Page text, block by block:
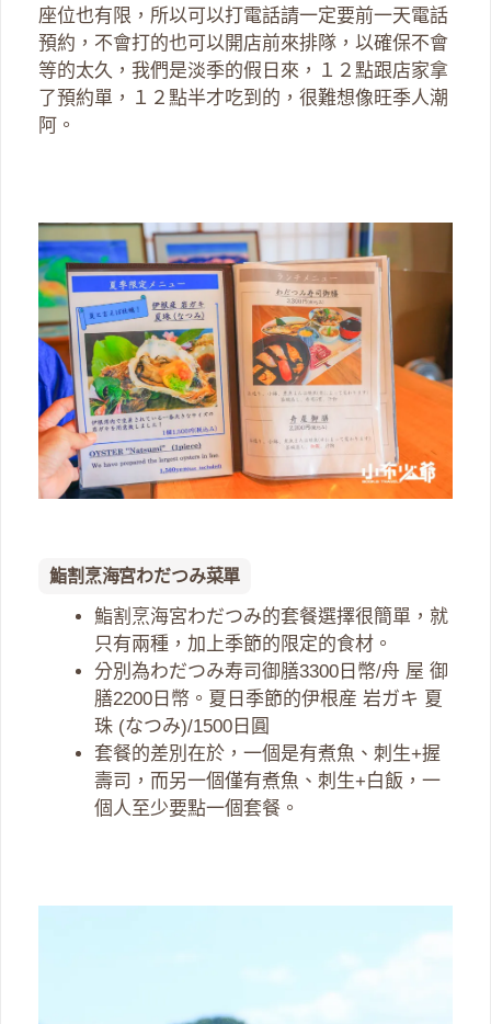
座位也有限，所以可以打電話請一定要前一天電話
預約，不會打的也可以開店前來排隊，以確保不會
等的太久，我們是淡季的假日來，１２點跟店家拿
了預約單，１２點半才吃到的，很難想像旺季人潮
阿。
鮨割烹海宮わだつみ菜單
鮨割烹海宮わだつみ的套餐選擇很簡單，就
只有兩種，加上季節的限定的食材。
分別為わだつみ寿司御膳3300日幣/舟 屋 御
膳2200日幣。夏日季節的伊根産 岩ガキ 夏
珠 (なつみ)/1500日圓
套餐的差別在於，一個是有煮魚、刺生+握
壽司，而另一個僅有煮魚、刺生+白飯，一
個人至少要點一個套餐。